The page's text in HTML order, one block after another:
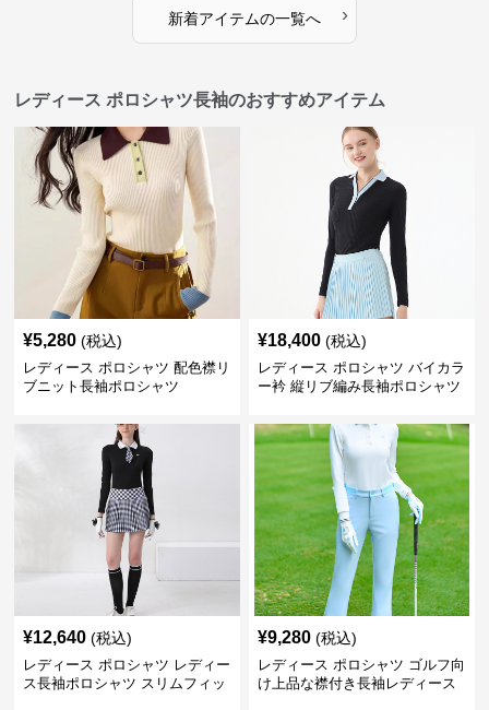
新着アイテムの一覧へ ›
レディース ポロシャツ長袖のおすすめアイテム
¥5,280 (税込)
レディース ポロシャツ 配色襟リ
ブニット長袖ポロシャツ
¥18,400 (税込)
レディース ポロシャツ バイカラ
ー衿 縦リブ編み長袖ポロシャツ
¥12,640 (税込)
レディース ポロシャツ レディー
ス長袖ポロシャツ スリムフィッ
¥9,280 (税込)
レディース ポロシャツ ゴルフ向
け上品な襟付き長袖レディース